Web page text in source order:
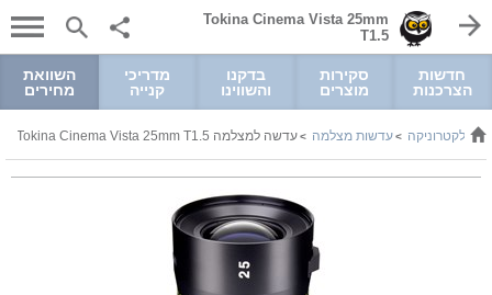
Tokina Cinema Vista 25mm
T1.5
חדשות
הצרכנות
סקירות
מוצרים
בדקנו
והשווינו
מדריכי
קנייה
השוואת
מחירים
ואלקטרוניקה >עדשות מצלמה >עדשה למצלמה Tokina Cinema Vista 25mm T1.5